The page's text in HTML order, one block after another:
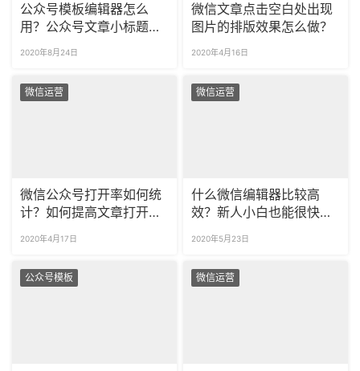
公众号模板编辑器怎么
用？公众号文章小标题模
2020年8月24日
微信文章点击空白处出现
图片的排版效果怎么做？
2020年4月16日
微信运营
微信公众号打开率如何统
计？如何提高文章打开
2020年4月17日
微信运营
什么微信编辑器比较高
效？新人小白也能很快上
2020年5月23日
公众号模板 微信运营